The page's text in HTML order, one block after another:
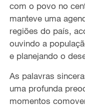
com o povo no
manteve uma
regiões do país,
ouvindo a
e planejando o
As palavras
uma profunda
momentos